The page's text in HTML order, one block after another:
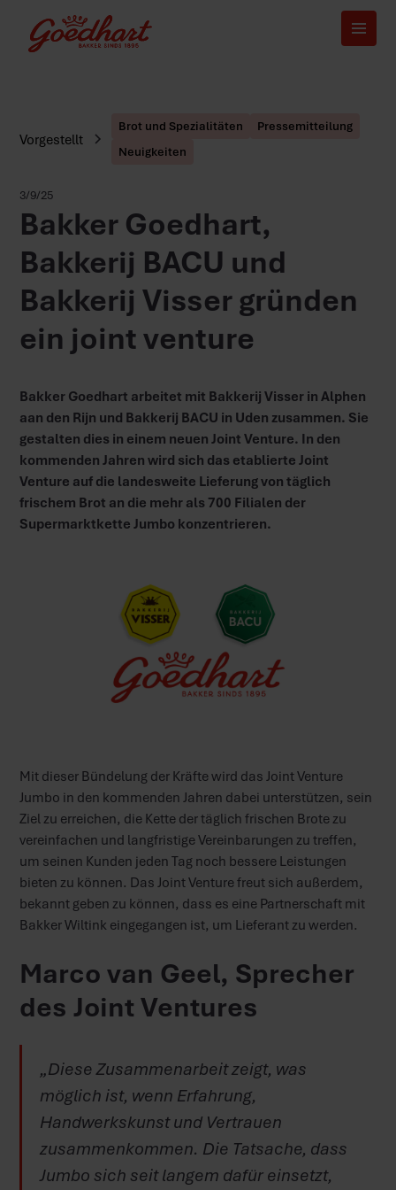
Vorgestellt
Brot und Spezialitäten
Pressemitteilung
Neuigkeiten
3/9/25
Bakker Goedhart,
Bakkerij BACU und
Bakkerij Visser gründen
ein joint venture
Bakker Goedhart arbeitet mit Bakkerij Visser in Alphen
aan den Rijn und Bakkerij BACU in Uden zusammen. Sie
gestalten dies in einem neuen Joint Venture. In den
kommenden Jahren wird sich das etablierte Joint
Venture auf die landesweite Lieferung von täglich
frischem Brot an die mehr als 700 Filialen der
Supermarktkette Jumbo konzentrieren.
Mit dieser Bündelung der Kräfte wird das Joint Venture
Jumbo in den kommenden Jahren dabei unterstützen, sein
Ziel zu erreichen, die Kette der täglich frischen Brote zu
vereinfachen und langfristige Vereinbarungen zu treffen,
um seinen Kunden jeden Tag noch bessere Leistungen
bieten zu können. Das Joint Venture freut sich außerdem,
bekannt geben zu können, dass es eine Partnerschaft mit
Bakker Wiltink eingegangen ist, um Lieferant zu werden.
Marco van Geel, Sprecher
des Joint Ventures
„Diese Zusammenarbeit zeigt, was
möglich ist, wenn Erfahrung,
Handwerkskunst und Vertrauen
zusammenkommen. Die Tatsache, dass
Jumbo sich seit langem dafür einsetzt,